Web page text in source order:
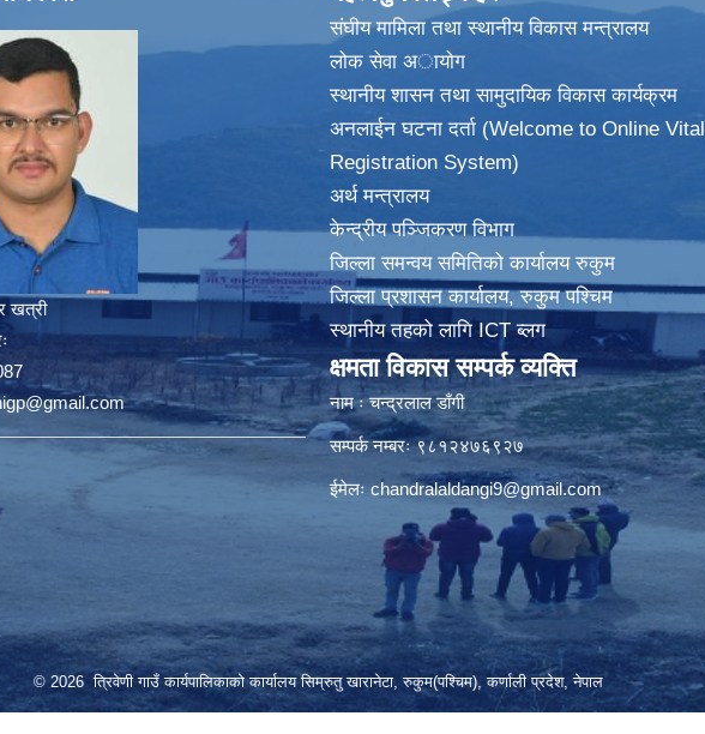
खत्री
संघीय मामिला तथा स्थानीय विकास मन्त्रालय
लोक सेवा अायाेग
स्थानीय शासन तथा सामुदायिक विकास कार्यक्रम
अनलाईन घटना दर्ता (Welcome to Online Vital
Registration System)
अर्थ मन्त्रालय
केन्द्रीय पञ्जिकरण विभाग
जिल्ला समन्वय समितिको कार्यालय रुकुम
जिल्ला प्रशासन कार्यालय, रुकुम पश्चिम
स्थानीय तहको लागि ICT ब्लग
क्षमता विकास सम्पर्क व्यक्ति
नाम ः चन्द्रलाल डाँगी
सम्पर्क नम्बरः ९८१२४७६९२७
ईमेलःchandralaldangi9@gmail.com
© 2026 त्रिवेणी गाउँ कार्यपालिकाको कार्यालय सिम्रुतु खारानेटा, रुकुम(पश्‍चिम), कर्णाली प्रदेश, नेपाल